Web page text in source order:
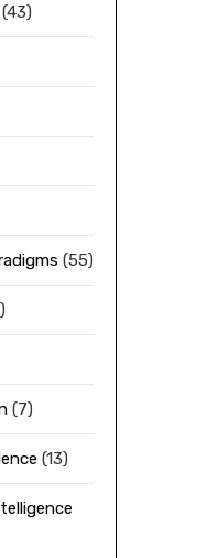
(55)
(7)
(13)